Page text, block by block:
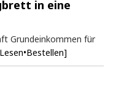
in eine
Grundeinkommen für